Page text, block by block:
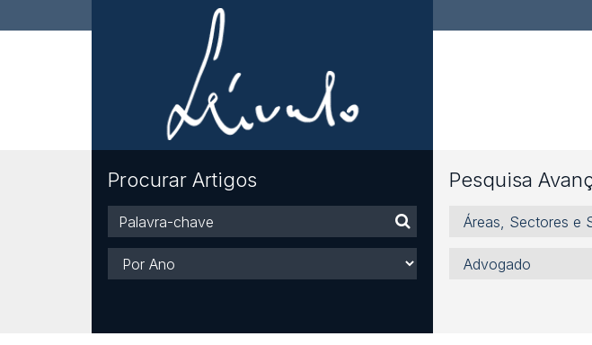
Procurar Artigos
Palavra-
chave
Ano
Pesquisa
Áreas,
Sectores
Serviços
Advogado